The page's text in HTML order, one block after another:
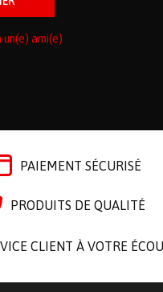
ami(e)
PAIEMENT SÉCURISÉ
PRODUITS DE QUALITÉ
CLIENT À VOTRE